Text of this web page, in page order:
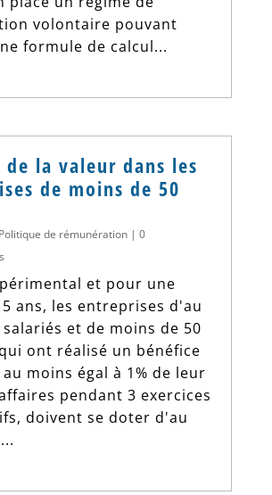
volontaire pouvant
formule de calcul...
de la valeur dans les
de moins de 50
Politique de rémunération| 0
et pour une
ans, les entreprises d'au
et de moins de 50
ont réalisé un bénéfice
moins égal à 1% de leur
pendant 3 exercices
doivent se doter d'au